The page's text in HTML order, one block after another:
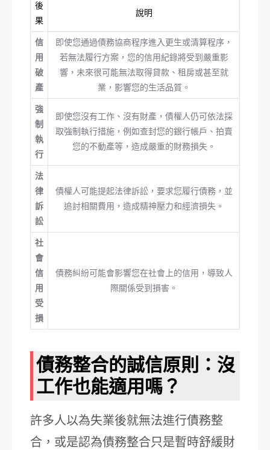
後
果
說明
信
用
破
產
即使您通過債務協商程序進入更生或清算程序，
若無法履行方案，您的信用紀錄將受到嚴重影
響，未來很可能無法取得貸款、租房或甚至就
業，影響您的生活品質。
強
制
執
行
即使您沒有工作、沒有財產，債權人仍可依法採
取強制執行措施，例如查封您的銀行帳戶、拍賣
您的不動產等，造成嚴重的財務損失。
法
律
訴
訟
債權人可能提起法律訴訟，要求您履行債務，並
追討相關費用，造成精神壓力和經濟損失。
社
會
信
用
受
損
債務糾紛可能會影響您在社會上的信用，導致人
際關係受到損害。
債務整合的誠信原則：沒
工作也能適用嗎？
許多人以為失業後就無法進行債務整
合，或是認為債務整合只是暫時舒緩財